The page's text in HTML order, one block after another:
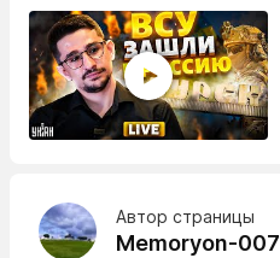
Автор страницы
Memoryon-007